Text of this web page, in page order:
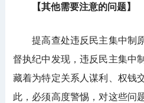
【其他需要注意的问题】
提高查处违反民主集中制原
督执纪中发现，违反民主集中
藏着为特定关系人谋利、权钱
此，必须高度警惕，对这些问